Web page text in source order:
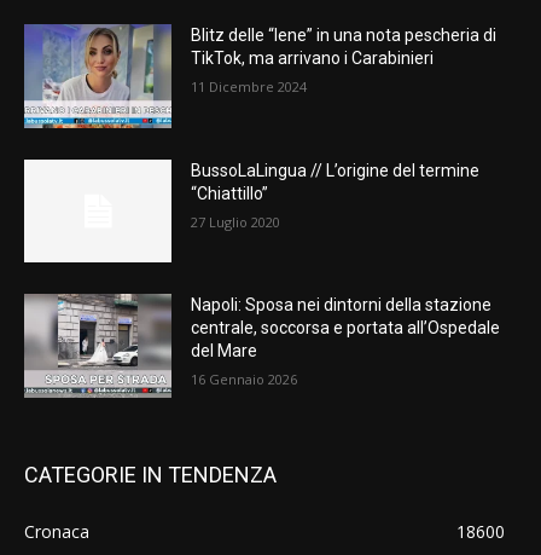
Blitz delle “Iene” in una nota pescheria di
TikTok, ma arrivano i Carabinieri
11 Dicembre 2024
BussoLaLingua // L’origine del termine
“Chiattillo”
27 Luglio 2020
Napoli: Sposa nei dintorni della stazione
centrale, soccorsa e portata all’Ospedale
del Mare
16 Gennaio 2026
CATEGORIE IN TENDENZA
Cronaca
18600